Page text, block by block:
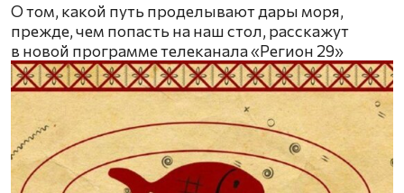
О том, какой путь проделывают дары моря,
прежде, чем попасть на наш стол, расскажут
в новой программе телеканала «Регион 29»